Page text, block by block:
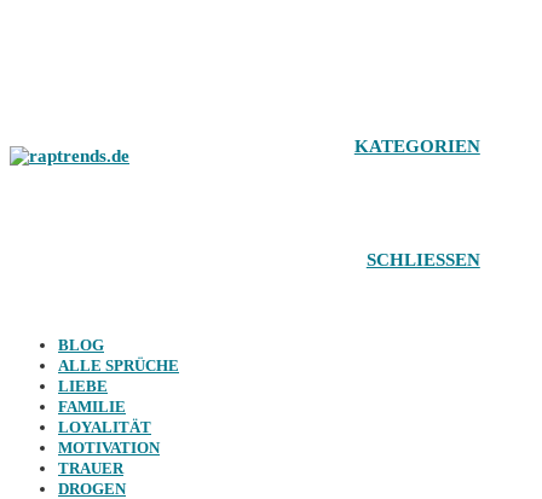
KATEGORIEN
SCHLIESSEN
BLOG
ALLE SPRÜCHE
LIEBE
FAMILIE
LOYALITÄT
MOTIVATION
TRAUER
DROGEN